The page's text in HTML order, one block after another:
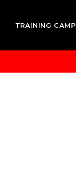
TRAINING CAMP